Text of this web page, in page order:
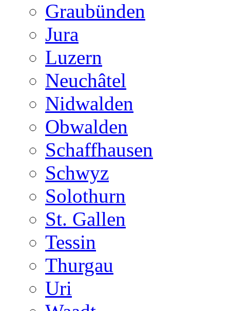
Graubünden
Jura
Luzern
Neuchâtel
Nidwalden
Obwalden
Schaffhausen
Schwyz
Solothurn
St. Gallen
Tessin
Thurgau
Uri